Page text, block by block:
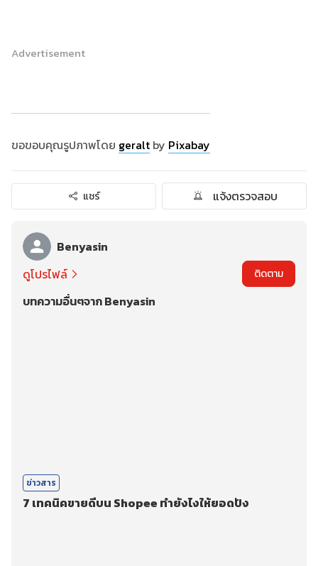
Advertisement
ขอขอบคุณรูปภาพโดย geralt by Pixabay
แชร์ แจ้งตรวจสอบ
Benyasin
ดูโปรไฟล์
ติดตาม
บทความอื่นๆจาก Benyasin
ข่าวสาร
7 เทคนิคขายดีบน Shopee ทำยังไงให้ยอดปัง